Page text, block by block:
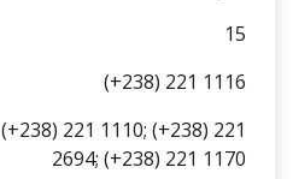
15
(+238) 221 1116
(+238) 221 1110; (+238) 221
2694; (+238) 221 1170